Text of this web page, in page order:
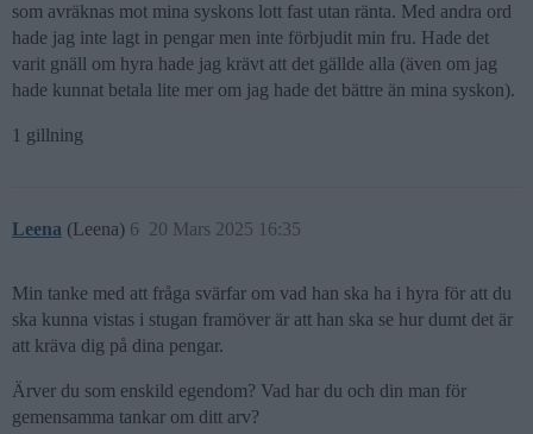
som avräknas mot mina syskons lott fast utan ränta. Med andra ord
hade jag inte lagt in pengar men inte förbjudit min fru. Hade det
varit gnäll om hyra hade jag krävt att det gällde alla (även om jag
hade kunnat betala lite mer om jag hade det bättre än mina syskon).
1 gillning
Leena (Leena) 20 Mars 2025 16:35
6
Min tanke med att fråga svärfar om vad han ska ha i hyra för att du
ska kunna vistas i stugan framöver är att han ska se hur dumt det är
att kräva dig på dina pengar.
Ärver du som enskild egendom? Vad har du och din man för
gemensamma tankar om ditt arv?